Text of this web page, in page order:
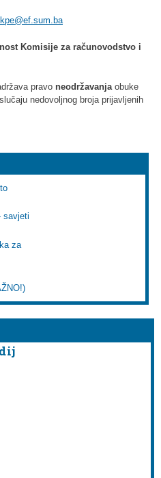
kpe@ef.sum.ba
Komisije za računovodstvo i
pravo neodržavanjaobuke
nedovoljnog broja prijavljenih
savjeti
za